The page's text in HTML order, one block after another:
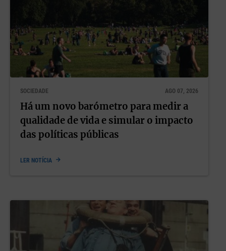
SOCIEDADE AGO 07, 2026
Há um novo barómetro para medir a
qualidade de vida e simular o impacto
das políticas públicas
LER NOTÍCIA